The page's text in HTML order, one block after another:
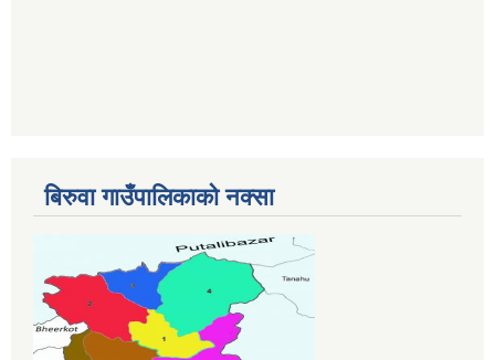
बिरुवा गाउँपालिकाको नक्सा